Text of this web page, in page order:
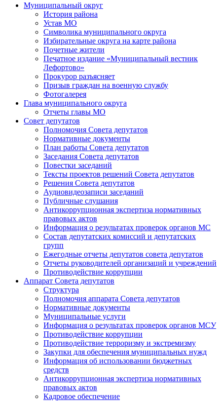
Муниципальный округ
История района
Устав МО
Символика муниципального округа
Избирательные округа на карте района
Почетные жители
Печатное издание «Муниципальный вестник
Лефортово»
Прокурор разъясняет
Призыв граждан на военную службу
Фотогалерея
Глава муниципального округа
Отчеты главы МО
Совет депутатов
Полномочия Совета депутатов
Нормативные документы
План работы Совета депутатов
Заседания Cовета депутатов
Повестки заседаний
Тексты проектов решений Совета депутатов
Решения Совета депутатов
Аудиовидеозаписи заседаний
Публичные слушания
Антикоррупционная экспертиза нормативных
правовых актов
Информация о результатах проверок органов МС
Состав депутатских комиссий и депутатских
групп
Ежегодные отчеты депутатов совета депутатов
Отчеты руководителей организаций и учреждений
Противодействие коррупции
Аппарат Совета депутатов
Структура
Полномочия аппарата Совета депутатов
Нормативные документы
Муниципальные услуги
Информация о результатах проверок органов МСУ
Противодействие коррупции
Противодействие терроризму и экстремизму
Закупки для обеспечения муниципальных нужд
Информация об использовании бюджетных
средств
Антикоррупционная экспертиза нормативных
правовых актов
Кадровое обеспечение